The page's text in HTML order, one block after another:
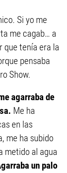
Si yo me
me cagab… a
que tenía era la
pensaba
Show.
agarraba de
Me ha
en las
me ha subido
metido al agua
un palo